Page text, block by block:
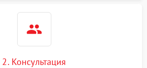
2. Консультация